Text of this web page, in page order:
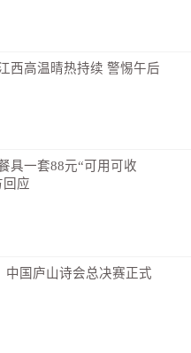
西高温晴热持续 警惕午后
具一套88元“可用可收
回应
中国庐山诗会总决赛正式